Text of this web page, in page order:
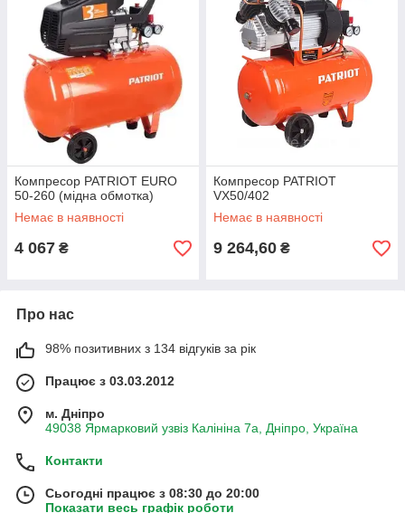
Компресор PATRIOT EURO
50-260 (мідна обмотка)
Немає в наявності
4 067 ₴
Компресор PATRIOT
VX50/402
Немає в наявності
9 264,60 ₴
Про нас
98% позитивних з 134 відгуків за рік
Працює з 03.03.2012
м. Дніпро
49038 Ярмарковий узвіз Калініна 7а, Дніпро, Україна
Контакти
Сьогодні працює з 08:30 до 20:00
Показати весь графік роботи